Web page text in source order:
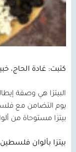
كتبت: غادة الحاج،
البيتزا هي وصفة
بيتزا مستوحاة من
بيتزا بألوان فلسطين